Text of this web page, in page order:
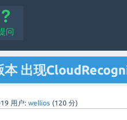
问
出现
用户: wellios (120 分)